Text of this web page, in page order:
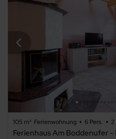
105 m² Ferienwohnung 6 Pers. 2
Ferienhaus Am Boddenufer